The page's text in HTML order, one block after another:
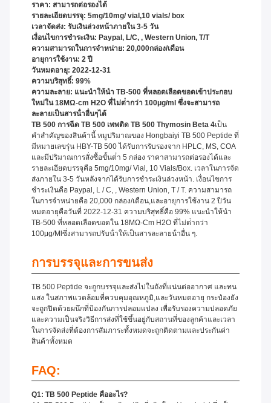
ราคา: สามารถต่อรองได้
รายละเอียดบรรจุ: 5mg/10mg/ vial,10 vials/ box
เวลาจัดส่ง: รับเงินล่วงหน้าภายใน 3-5 วัน
เงื่อนไขการชําระเงิน: Paypal, L/C, , Western Union, T/T
ความสามารถในการจําหน่าย: 20,000กล่อง/เดือน
อายุการใช้งาน: 2 ปี
วันหมดอายุ: 2022-12-31
ความบริสุทธิ์: 99%
ความละลาย: แนะนําให้นํา TB-500 ที่หลอดเลือดขอดเข้าประกอบ
ใหม่ใน 18MΩ-cm H2O ที่ไม่ต่ํากว่า 100μg/ml ซึ่งจะสามารถ
ละลายเป็นสารน้ําอื่นๆได้
TB 500 การฉีด TB 500 เพพติด TB 500 Thymosin Beta 4เป็น
คําสําคัญของสินค้านี้ หมูปริมาณของ Hongbaiyi TB 500 Peptide ที่
มีหมายเลขรุ่น HBY-TB 500 ได้รับการรับรองจาก HPLC, MS, COA
และมีปริมาณการสั่งซื้อขั้นต่ํา 5 กล่อง ราคาสามารถต่อรองได้และ
รายละเอียดบรรจุคือ 5mg/10mg/ Vial, 10 Vials/box. เวลาในการจัด
ส่งภายใน 3-5 วันหลังจากได้รับการชําระเงินล่วงหน้า. เงื่อนไขการ
ชําระเงินคือ Paypal, L / C, , Western Union, T / T. ความสามารถ
ในการจําหน่ายคือ 20,000 กล่อง/เดือน,และอายุการใช้งาน 2 ปีวัน
หมดอายุคือวันที่ 2022-12-31 ความบริสุทธิ์คือ 99% แนะนําให้นํา
TB-500 ที่หลอดเลือดขอดใน 18MΩ-Cm H2O ที่ไม่ต่ํากว่า
100μg/mlซึ่งสามารถปรับน้ําให้เป็นสารละลายน้ําอื่น ๆ.
การบรรจุและการขนส่ง
TB 500 Peptide จะถูกบรรจุและส่งไปในถังที่แน่นต่ออากาศ และทน
แสง ในสภาพแวดล้อมที่ควบคุมอุณหภูมิ,และวันหมดอายุ กระป๋องยัง
จะถูกปิดด้วยผนึกที่ป้องกันการปลอมแปลง เพื่อรับรองความปลอดภัย
และความเป็นจริงวิธีการส่งที่ใช้ขึ้นอยู่กับสถานที่ของลูกค้าและเวลา
ในการจัดส่งที่ต้องการสัมภาระทั้งหมดจะถูกติดตามและประกันค่า
สินค้าทั้งหมด
FAQ:
Q1: TB 500 Peptide คืออะไร?